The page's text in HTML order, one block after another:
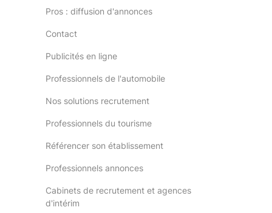
Pros : diffusion d'annonces
Contact
Publicités en ligne
Professionnels de l'automobile
Nos solutions recrutement
Professionnels du tourisme
Référencer son établissement
Professionnels annonces
Cabinets de recrutement et agences
d'intérim